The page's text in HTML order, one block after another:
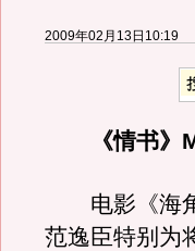
2009年02月13日10:19
《情书
电影《海角
范逸臣特别为